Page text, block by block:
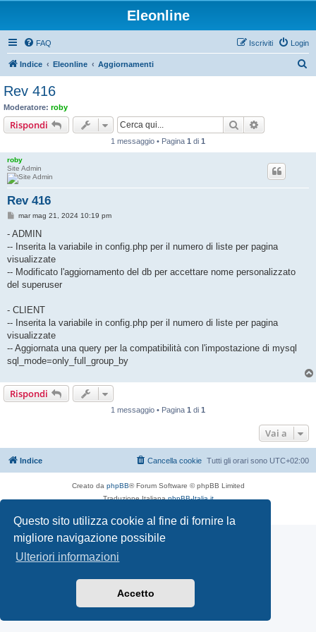
Questo sito utilizza cookie al fine di fornire la
migliore navigazione possibile
Ulteriori informazioni
Accetto
Eleonline
FAQ Login
Iscriviti
Indice Eleonline Aggiornamenti
Rev 416
Moderatore: roby
Rispondi Cerca
1 messaggio • Pagina 1 di 1
roby
Site Admin
Rev 416
M
s
a
g
i
o
mar mag 21, 2024 10:19 pm
- ADMIN
-- Inserita la variabile in config.php per il numero di liste per pagina
visualizzate
-- Modificato l'aggiornamento del db per accettare nome personalizzato
del superuser
- CLIENT
-- Inserita la variabile in config.php per il numero di liste per pagina
visualizzate
-- Aggiornata una query per la compatibilità con l'impostazione di mysql
sql_mode=only_full_group_by
Rispondi
1 messaggio • Pagina 1 di 1
Vai a
Indice Tutti gli orari sono UTC+02:00
Cancella cookie
Creato da phpBB® Forum Software © phpBB Limited
Traduzione ItalianaphpBB-Italia.it